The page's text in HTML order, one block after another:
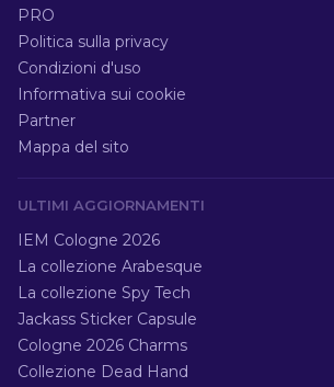
PRO
Politica sulla privacy
Condizioni d'uso
Informativa sui cookie
Partner
Mappa del sito
ULTIMI AGGIORNAMENTI
IEM Cologne 2026
La collezione Arabesque
La collezione Spy Tech
Jackass Sticker Capsule
Cologne 2026 Charms
Collezione Dead Hand